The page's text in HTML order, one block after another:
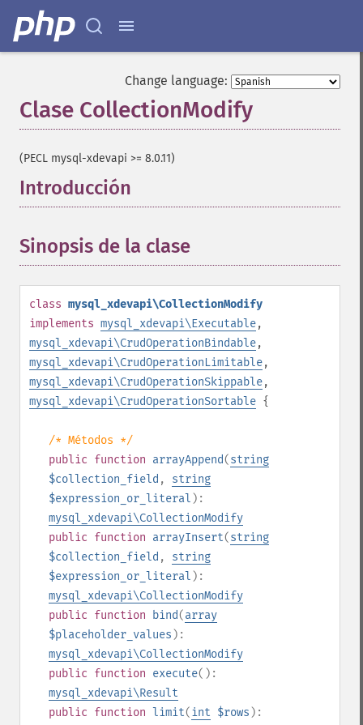
Change language:
Clase CollectionModify
(PECL mysql-xdevapi >= 8.0.11)
Introducción
Sinopsis de la clase
class mysql_xdevapi\CollectionModify
implements mysql_xdevapi\Executable,
mysql_xdevapi\CrudOperationBindable,
mysql_xdevapi\CrudOperationLimitable,
mysql_xdevapi\CrudOperationSkippable,
mysql_xdevapi\CrudOperationSortable {
/* Métodos */
public function arrayAppend(string
$collection_field , string
$expression_or_literal ):
mysql_xdevapi\CollectionModify
public function arrayInsert(string
$collection_field , string
$expression_or_literal ):
mysql_xdevapi\CollectionModify
public function bind(array
$placeholder_values ):
mysql_xdevapi\CollectionModify
public function execute():
mysql_xdevapi\Result
public function limit(int $rows ):